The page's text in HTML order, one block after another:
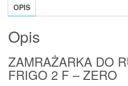
OPIS
Opis
ZAMRAŻARKA DO
FRIGO 2 F – ZERO